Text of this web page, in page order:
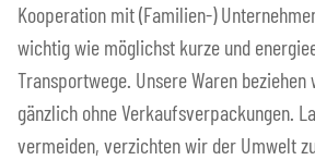
Kooperation mit (Familien-)
wichtig wie möglichst kurze und
Transportwege. Unsere Waren
gänzlich ohne Verkaufsverpackungen.
vermeiden, verzichten wir der Umwelt